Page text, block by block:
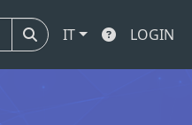
IT LOGIN